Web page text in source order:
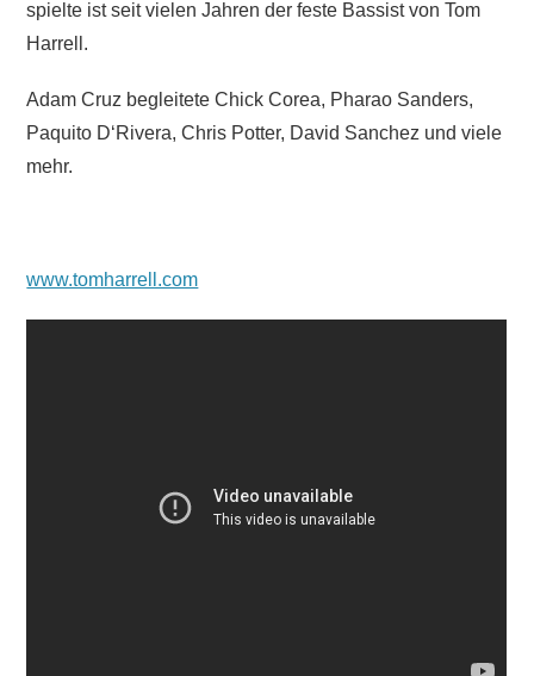
spielte ist seit vielen Jahren der feste Bassist von Tom
Harrell.
Adam Cruz begleitete Chick Corea, Pharao Sanders,
Paquito D‘Rivera, Chris Potter, David Sanchez und viele
mehr.
www.tomharrell.com